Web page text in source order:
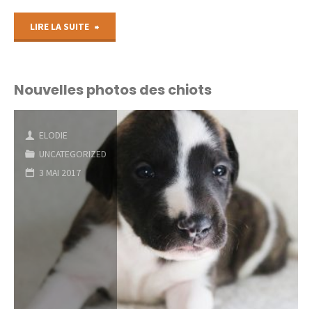
LIRE LA SUITE
2017"
Nouvelles photos des chiots
ELODIE
UNCATEGORIZED
3 MAI 2017